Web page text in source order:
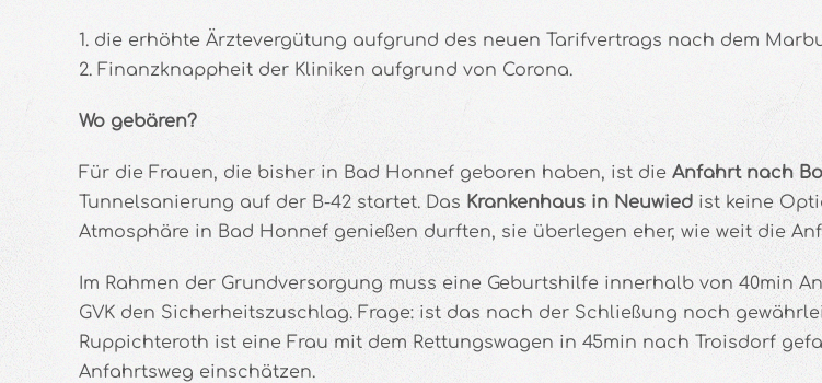
1. die erhöhte Ärztevergütung aufgrund des neuen Tarifvertrags nach dem
2. Finanzknappheit der Kliniken aufgrund von Corona.
Wo gebären?
Für die Frauen, die bisher in Bad Honnef geboren haben, ist die Anfahrt nach
Tunnelsanierung auf der B-42 startet. Das Krankenhaus in Neuwied ist keine
Atmosphäre in Bad Honnef genießen durften, sie überlegen eher, wie weit die
Im Rahmen der Grundversorgung muss eine Geburtshilfe innerhalb von 40min
GVK den Sicherheitszuschlag. Frage: ist das nach der Schließung noch
Ruppichteroth ist eine Frau mit dem Rettungswagen in 45min nach Troisdorf
Anfahrtsweg einschätzen.